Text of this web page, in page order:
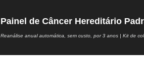
Painel de Câncer Hereditário
Reanálise anual automática, sem custo, por 3 anos | Kit de